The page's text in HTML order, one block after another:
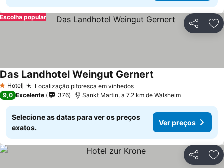
Partilhar
Escolha popular
1 Estrelas
Hotel Localização pitoresca em vinhedosVer preços
Das Landhotel Weingut Gernert
9,0 Excelente 376 Sankt Martin, a 7.2 km de Walsheim
Selecione as datas para ver os preços
exatos.
Ver preços
Partilhar